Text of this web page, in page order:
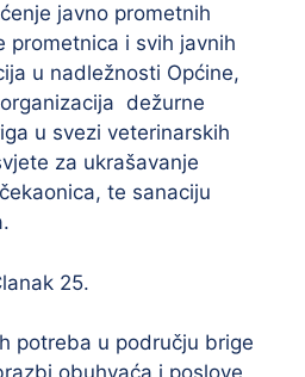
javno prometnih
prometnica i svih javnih
u nadležnosti Općine,
dežurne
u svezi veterinarskih
za ukrašavanje
te sanaciju
25.
potreba u području brige